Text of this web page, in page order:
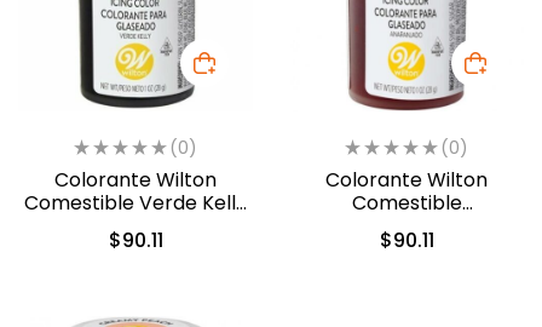
(0)
Colorante Wilton
Comestible Verde Kelly
28.3gr. (04-0-0046)
$90.11
(0)
Colorante Wilton
Comestible
Naranja/Orange 28.3gr.
(04-0-0032)
$90.11